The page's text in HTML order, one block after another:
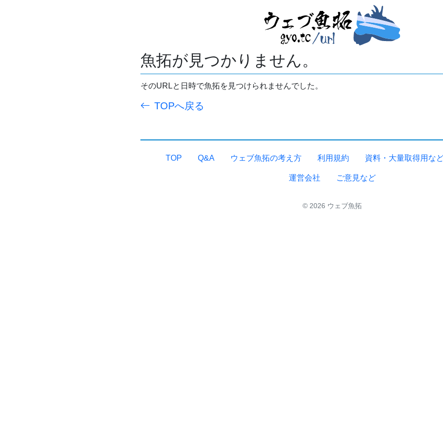
魚拓が見つかりません。
そのURLと日時で魚拓を見つけられませんでした。
TOPへ戻る
TOP Q&A ウェブ魚拓の考え方 利用規約 資料・大量取得用な
運営会社 ご意見など
© 2026 ウェブ魚拓